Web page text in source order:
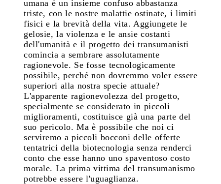
umana è un insieme confuso abbastanza
triste, con le nostre malattie ostinate, i limiti
fisici e la brevità della vita. Aggiungete le
gelosie, la violenza e le ansie costanti
dell'umanità e il progetto dei transumanisti
comincia a sembrare assolutamente
ragionevole. Se fosse tecnologicamente
possibile, perché non dovremmo voler essere
superiori alla nostra specie attuale?
L'apparente ragionevolezza del progetto,
specialmente se considerato in piccoli
miglioramenti, costituisce già una parte del
suo pericolo. Ma è possibile che noi ci
serviremo a piccoli bocconi delle offerte
tentatrici della biotecnologia senza renderci
conto che esse hanno uno spaventoso costo
morale. La prima vittima del transumanismo
potrebbe essere l'uguaglianza.